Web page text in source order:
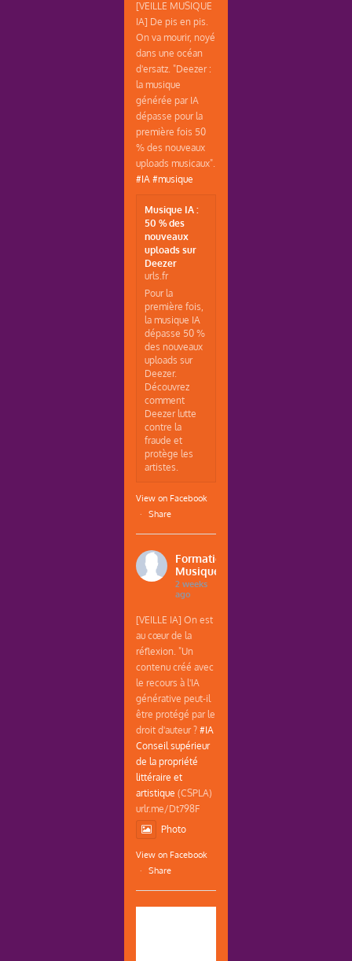
[VEILLE MUSIQUE
IA] De pis en pis.
On va mourir, noyé
dans une océan
d'ersatz. "Deezer :
la musique
générée par IA
dépasse pour la
première fois 50
% des nouveaux
uploads musicaux".
#IA #musique
Musique IA :
50 % des
nouveaux
uploads sur
Deezer
urls.fr
Pour la
première fois,
la musique IA
dépasse 50 %
des nouveaux
uploads sur
Deezer.
Découvrez
comment
Deezer lutte
contre la
fraude et
protège les
artistes.
View on Facebook
·
Share
Formations
Musique
2 weeks
ago
[VEILLE IA] On est
au cœur de la
réflexion. "Un
contenu créé avec
le recours à l'IA
générative peut-il
être protégé par le
droit d'auteur ?#IA
Conseil supérieur
de la propriété
littéraire et
artistique (CSPLA)
urlr.me/Dt798F
Photo
View on Facebook
·
Share